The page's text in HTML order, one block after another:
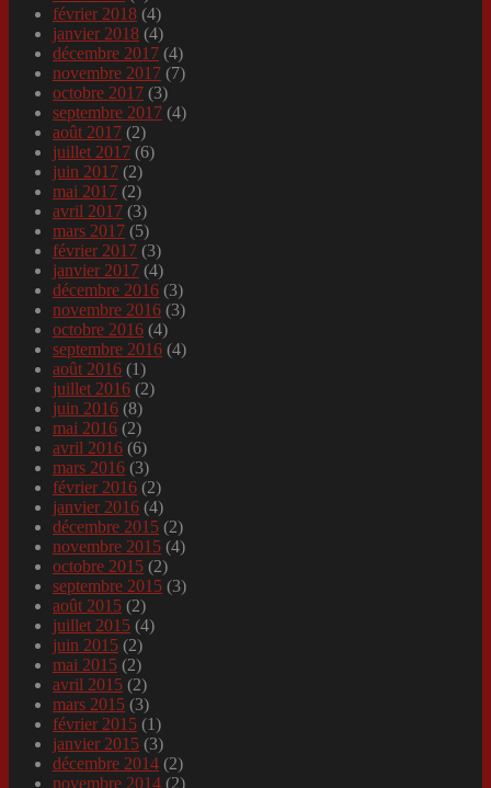
février 2018 (4)
janvier 2018 (4)
décembre 2017 (4)
novembre 2017 (7)
octobre 2017 (3)
septembre 2017 (4)
août 2017 (2)
juillet 2017 (6)
juin 2017 (2)
mai 2017 (2)
avril 2017 (3)
mars 2017 (5)
février 2017 (3)
janvier 2017 (4)
décembre 2016 (3)
novembre 2016 (3)
octobre 2016 (4)
septembre 2016 (4)
août 2016 (1)
juillet 2016 (2)
juin 2016 (8)
mai 2016 (2)
avril 2016 (6)
mars 2016 (3)
février 2016 (2)
janvier 2016 (4)
décembre 2015 (2)
novembre 2015 (4)
octobre 2015 (2)
septembre 2015 (3)
août 2015 (2)
juillet 2015 (4)
juin 2015 (2)
mai 2015 (2)
avril 2015 (2)
mars 2015 (3)
février 2015 (1)
janvier 2015 (3)
décembre 2014 (2)
novembre 2014 (2)